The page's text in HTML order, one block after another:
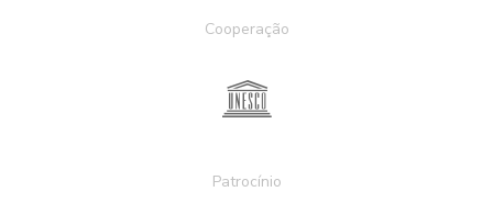
Cooperação
Patrocínio